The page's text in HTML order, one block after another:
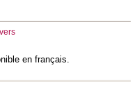
en français.